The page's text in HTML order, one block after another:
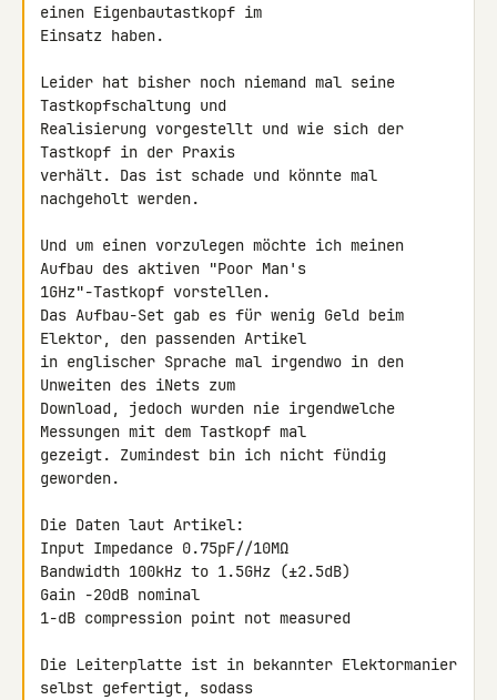
einen Eigenbautastkopf im
Einsatz haben.
Leider hat bisher noch niemand mal seine
Tastkopfschaltung und
Realisierung vorgestellt und wie sich der
Tastkopf in der Praxis
verhält. Das ist schade und könnte mal
nachgeholt werden.
Und um einen vorzulegen möchte ich meinen
Aufbau des aktiven "Poor Man's
1GHz"-Tastkopf vorstellen.
Das Aufbau-Set gab es für wenig Geld beim
Elektor, den passenden Artikel
in englischer Sprache mal irgendwo in den
Unweiten des iNets zum
Download, jedoch wurden nie irgendwelche
Messungen mit dem Tastkopf mal
gezeigt. Zumindest bin ich nicht fündig
geworden.
Die Daten laut Artikel:
Input Impedance 0.75pF//10MΩ
Bandwidth 100kHz to 1.5GHz (±2.5dB)
Gain -20dB nominal
1-dB compression point not measured
Die Leiterplatte ist in bekannter Elektormanier
selbst gefertigt, sodass